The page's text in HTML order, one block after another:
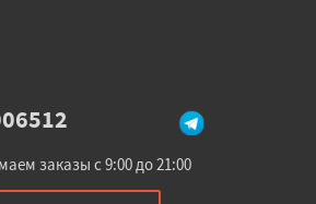
заказы с 9:00 до 21:00